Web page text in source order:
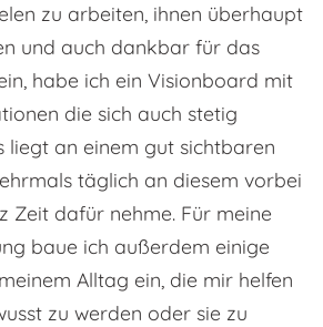
zu arbeiten, ihnen überhaupt
und auch dankbar für das
habe ich ein Visionboard mit
die sich auch stetig
liegt an einem gut sichtbaren
täglich an diesem vorbei
Zeit dafür nehme. Für meine
baue ich außerdem einige
Alltag ein, die mir helfen
zu werden oder sie zu